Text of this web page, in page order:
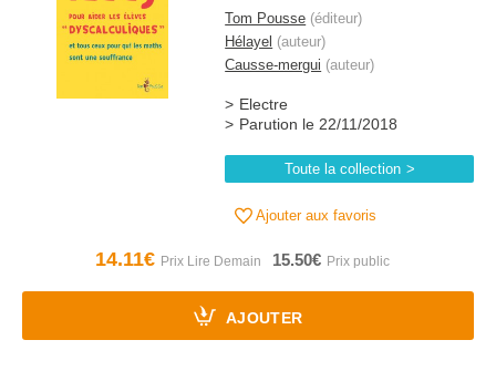
Tom Pousse (éditeur)
Hélayel (auteur)
Causse-mergui (auteur)
Electre
Parution le 22/11/2018
Toute la collection
Ajouter aux favoris
14.11€ 15.50€
AJOUTER